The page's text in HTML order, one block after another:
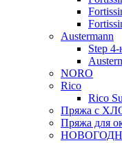
Austermann
Step
NORO
Rico
Rico
Пряжа с
Пряжа для